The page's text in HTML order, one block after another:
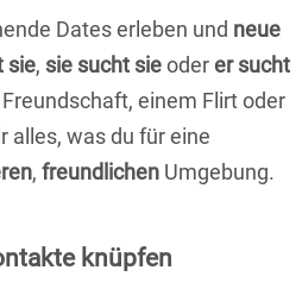
Dates erleben und neue
sie, sie sucht sieoderer sucht
einem Flirt oder
alles, was du für eine
, freundlichen Umgebung.
knüpfen